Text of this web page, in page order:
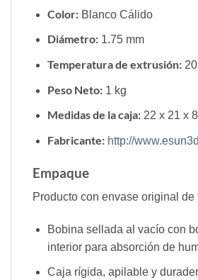
Color:Blanco Cálido
Diámetro:1.75 mm
Temperatura de extrusión:
Peso Neto:1 kg
Medidas de la caja:22 x 21 x
Fabricante: http://
Empaque
Producto con envase original de
Bobina sellada al vacío con
interior para absorción de
Caja rígida, apilable y